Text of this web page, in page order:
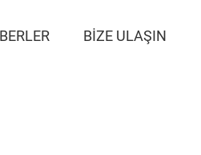
BIZE ULAŞIN